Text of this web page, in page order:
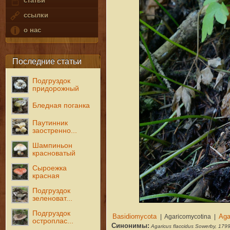
ссылки
о нас
Последние статьи
Подгруздок
придорожный
Бледная поганка
Паутинник
заостренно...
Шампиньон
красноватый
Сыроежка
красная
Подгруздок
зеленоват...
Подгруздок
остроплас...
Синонимы: Agaricus flaccidus Sowerby, 1799